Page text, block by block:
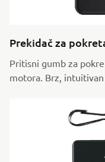
Prekidač za
Pritisni gumb za
motora. Brz,